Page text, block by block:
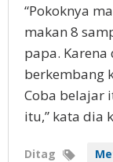
“Pokoknya
makan 8
papa.
berkembang
Coba belajar
itu,” kata dia
Ditag